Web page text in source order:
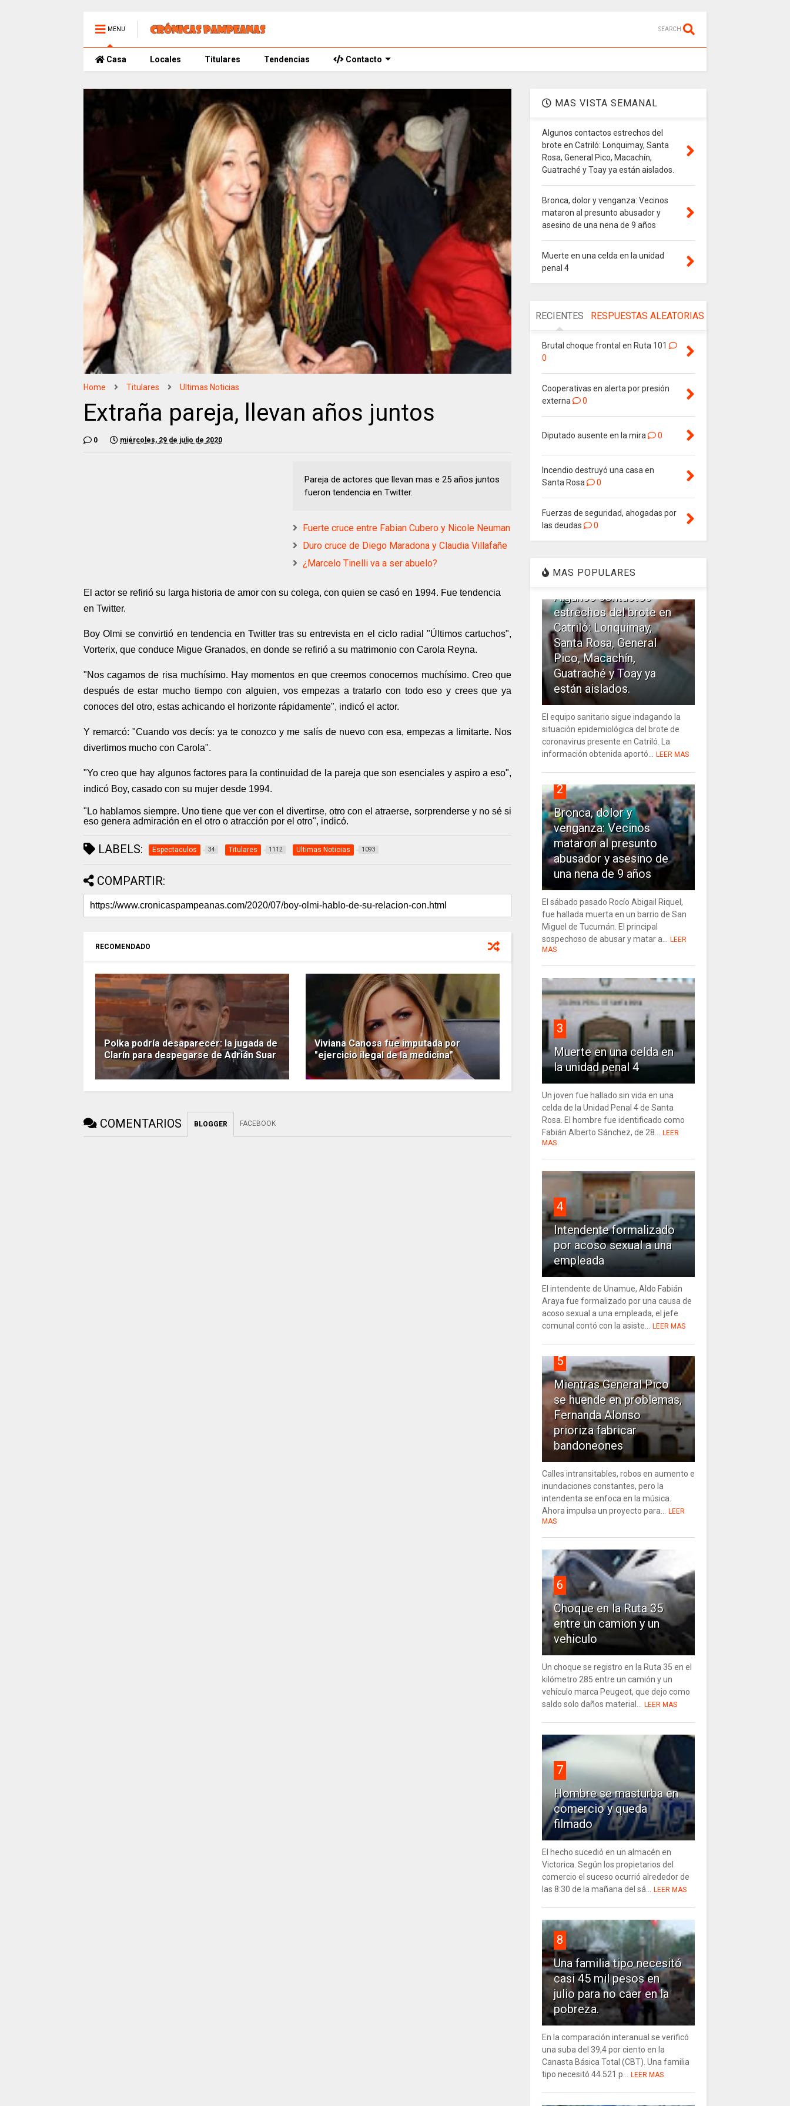
MENU SEARCH
Casa Locales Titulares Tendencias Contacto
Home Titulares Ultimas Noticias
Extraña pareja, llevan años juntos
0 miércoles, 29 de julio de 2020
Pareja de actores que llevan mas e 25 años juntos
fueron tendencia en Twitter.
Fuerte cruce entre Fabian Cubero y Nicole Neuman
Duro cruce de Diego Maradona y Claudia Villafañe
¿Marcelo Tinelli va a ser abuelo?
El actor se refirió su larga historia de amor con su colega, con quien se casó en 1994. Fue tendencia
en Twitter.
Boy Olmi se convirtió en tendencia en Twitter tras su entrevista en el ciclo radial "Últimos cartuchos",
Vorterix, que conduce Migue Granados, en donde se refirió a su matrimonio con Carola Reyna.
"Nos cagamos de risa muchísimo. Hay momentos en que creemos conocernos muchísimo. Creo que
después de estar mucho tiempo con alguien, vos empezas a tratarlo con todo eso y crees que ya
conoces del otro, estas achicando el horizonte rápidamente", indicó el actor.
Y remarcó: "Cuando vos decís: ya te conozco y me salís de nuevo con esa, empezas a limitarte. Nos
divertimos mucho con Carola".
"Yo creo que hay algunos factores para la continuidad de la pareja que son esenciales y aspiro a eso",
indicó Boy, casado con su mujer desde 1994.
"Lo hablamos siempre. Uno tiene que ver con el divertirse, otro con el atraerse, sorprenderse y no sé si
eso genera admiración en el otro o atracción por el otro", indicó.
LABELS: Espectaculos 34 Titulares 1112 Ultimas Noticias 1093
COMPARTIR:
RECOMENDADO
Polka podría desaparecer: la jugada de
Clarín para despegarse de Adrián Suar
Viviana Canosa fue imputada por
"ejercicio ilegal de la medicina"
COMENTARIOS BLOGGER FACEBOOK
MAS VISTA SEMANAL
Algunos contactos estrechos del
brote en Catriló: Lonquimay, Santa
Rosa, General Pico, Macachín,
Guatraché y Toay ya están aislados.
Bronca, dolor y venganza: Vecinos
mataron al presunto abusador y
asesino de una nena de 9 años
Muerte en una celda en la unidad
penal 4
RECIENTES RESPUESTAS ALEATORIAS
Brutal choque frontal en Ruta 101
0
Cooperativas en alerta por presión
externa
0
Diputado ausente en la mira 0
Incendio destruyó una casa en
Santa Rosa
0
Fuerzas de seguridad, ahogadas por
las deudas
0
MAS POPULARES
1
Algunos contactos
estrechos del brote en
Catriló: Lonquimay,
Santa Rosa, General
Pico, Macachín,
Guatraché y Toay ya
están aislados.
El equipo sanitario sigue indagando la
situación epidemiológica del brote de
coronavirus presente en Catriló. La
información obtenida aportó... LEER MAS
2
Bronca, dolor y
venganza: Vecinos
mataron al presunto
abusador y asesino de
una nena de 9 años
El sábado pasado Rocío Abigail Riquel,
fue hallada muerta en un barrio de San
Miguel de Tucumán. El principal
sospechoso de abusar y matar a... LEER
MAS
3
Muerte en una celda en
la unidad penal 4
Un joven fue hallado sin vida en una
celda de la Unidad Penal 4 de Santa
Rosa. El hombre fue identificado como
Fabián Alberto Sánchez, de 28... LEER
MAS
4
Intendente formalizado
por acoso sexual a una
empleada
El intendente de Unamue, Aldo Fabián
Araya fue formalizado por una causa de
acoso sexual a una empleada, el jefe
comunal contó con la asiste... LEER MAS
5
Mientras General Pico
se huende en problemas,
Fernanda Alonso
prioriza fabricar
bandoneones
Calles intransitables, robos en aumento e
inundaciones constantes, pero la
intendenta se enfoca en la música.
Ahora impulsa un proyecto para... LEER
MAS
6
Choque en la Ruta 35
entre un camion y un
vehiculo
Un choque se registro en la Ruta 35 en el
kilómetro 285 entre un camión y un
vehículo marca Peugeot, que dejo como
saldo solo daños material... LEER MAS
7
Hombre se masturba en
comercio y queda
filmado
El hecho sucedió en un almacén en
Victorica. Según los propietarios del
comercio el suceso ocurrió alrededor de
las 8:30 de la mañana del sá... LEER MAS
8
Una familia tipo necesitó
casi 45 mil pesos en
julio para no caer en la
pobreza.
En la comparación interanual se verificó
una suba del 39,4 por ciento en la
Canasta Básica Total (CBT). Una familia
tipo necesitó 44.521 p... LEER MAS